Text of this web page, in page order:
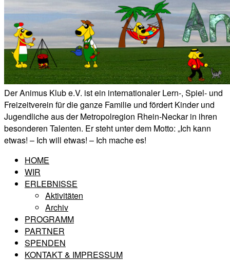
Der Animus Klub e.V. ist ein internationaler Lern-, Spiel- und
Freizeitverein für die ganze Familie und fördert Kinder und
Jugendliche aus der Metropolregion Rhein-Neckar in ihren
besonderen Talenten. Er steht unter dem Motto: „Ich kann
etwas! – Ich will etwas! – Ich mache es!
HOME
WIR
ERLEBNISSE
Aktivitäten
Archiv
PROGRAMM
PARTNER
SPENDEN
KONTAKT & IMPRESSUM